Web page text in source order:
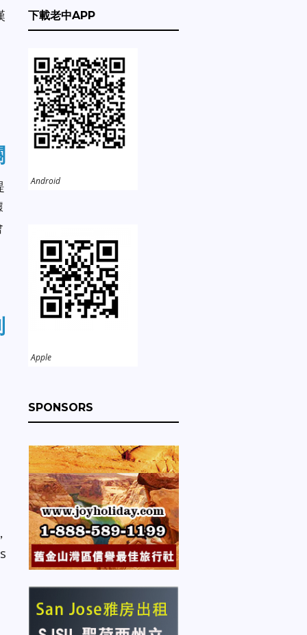
下載老中APP
Android
Apple
SPONSORS